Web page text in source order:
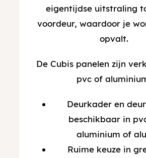
eigentijdse uitstraling
voordeur, waardoor je
opvalt.
De Cubis panelen zijn
pvc of
Deurkader en
beschikbaar in
aluminium of
Ruime keuze in